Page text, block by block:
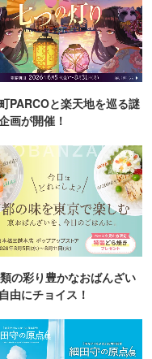
PARCOと楽天地を巡る謎
画が開催！
の彩り豊かなおばんざい
由にチョイス！